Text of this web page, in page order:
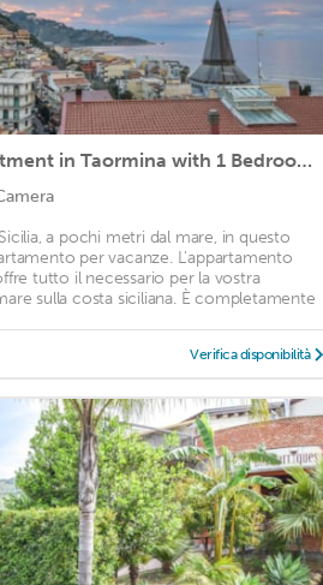
Nice apartment in Taormina with 1 Bedrooms
a pochi metri dal mare, in questo
per vacanze. L'appartamento
tutto il necessario per la vostra
sulla costa siciliana. È completamente
Verifica disponibilità